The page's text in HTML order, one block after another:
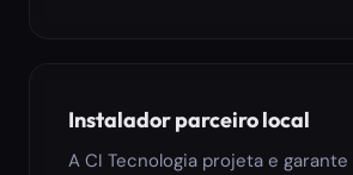
Instalador parceiro local
A CI Tecnologia projeta e